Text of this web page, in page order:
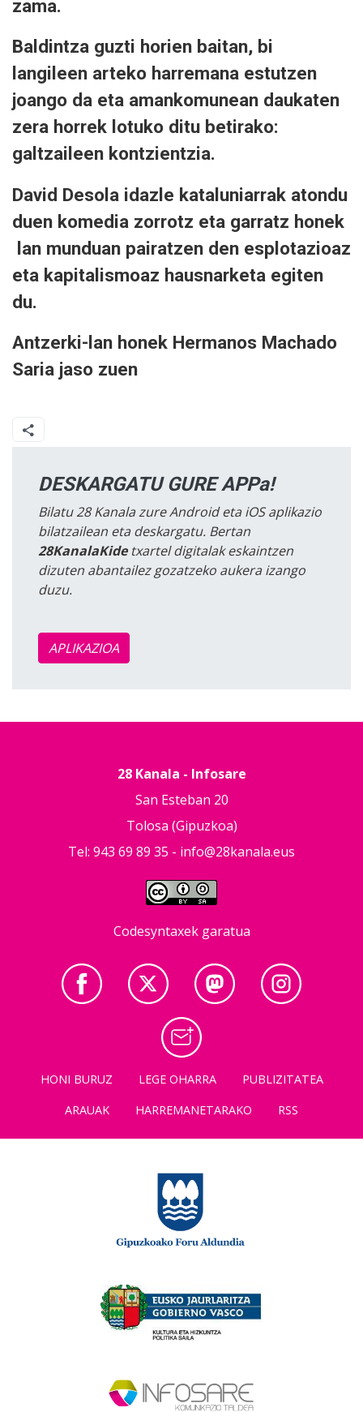
zama.
Baldintza guzti horien baitan, bi
langileen arteko harremana estutzen
joango da eta amankomunean daukaten
zera horrek lotuko ditu betirako:
galtzaileen kontzientzia.
David Desola idazle kataluniarrak atondu
duen komedia zorrotz eta garratz honek
lan munduan pairatzen den esplotazioaz
eta kapitalismoaz hausnarketa egiten
du.
Antzerki-lan honek Hermanos Machado
Saria jaso zuen
DESKARGATU GURE APPa!
Bilatu 28 Kanala zure Android eta iOS aplikazio
bilatzailean eta deskargatu. Bertan
28KanalaKidetxartel digitalak eskaintzen
dizuten abantailez gozatzeko aukera izango
duzu.
APLIKAZIOA
28 Kanala - Infosare
San Esteban 20
Tolosa (Gipuzkoa)
Tel: 943 69 89 35 - info@28kanala.eus
Codesyntaxek garatua
HONI BURUZ LEGE OHARRA
PUBLIZITATEA
ARAUAK
HARREMANETARAKO RSS